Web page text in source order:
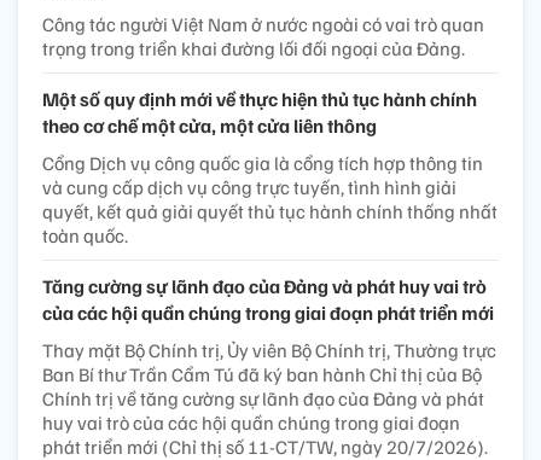
Công tác người Việt Nam ở nước ngoài có vai trò quan
trọng trong triển khai đường lối đối ngoại của Đảng.
Một số quy định mới về thực hiện thủ tục hành chính
theo cơ chế một cửa, một cửa liên thông
Cổng Dịch vụ công quốc gia là cổng tích hợp thông tin
và cung cấp dịch vụ công trực tuyến, tình hình giải
quyết, kết quả giải quyết thủ tục hành chính thống nhất
toàn quốc.
Tăng cường sự lãnh đạo của Đảng và phát huy vai trò
của các hội quần chúng trong giai đoạn phát triển mới
Thay mặt Bộ Chính trị, Ủy viên Bộ Chính trị, Thường trực
Ban Bí thư Trần Cẩm Tú đã ký ban hành Chỉ thị của Bộ
Chính trị về tăng cường sự lãnh đạo của Đảng và phát
huy vai trò của các hội quần chúng trong giai đoạn
phát triển mới (Chỉ thị số 11-CT/TW, ngày 20/7/2026).